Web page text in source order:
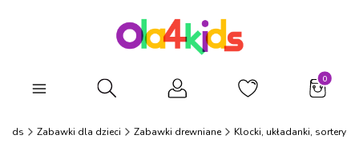
Otwórz wyszukiwarkę
Zabawki dla dzieci Zabawki drewniane Klocki, układanki, sortery